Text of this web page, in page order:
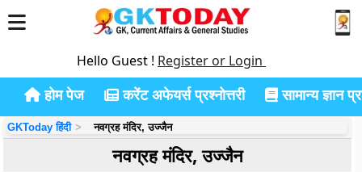
Hello Guest ! Register or Login
होम पेज करेंट अफेयर्स प्रश्नोत्तरी सामान्य ज्ञान
GKToday हिंदी नवग्रह मंदिर, उज्जैन
नवग्रह मंदिर, उज्जैन